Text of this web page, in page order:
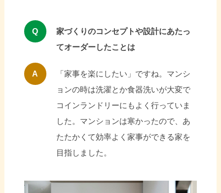
Q
家づくりのコンセプトや設計にあたっ
てオーダーしたことは
A
「家事を楽にしたい」ですね。マンシ
ョンの時は洗濯とか食器洗いが大変で
コインランドリーにもよく行っていま
した。マンションは寒かったので、あ
たたかくて効率よく家事ができる家を
目指しました。